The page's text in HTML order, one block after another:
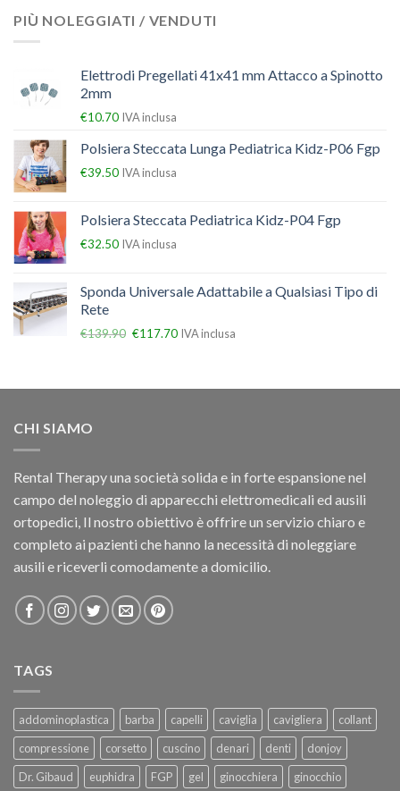
PIÙ NOLEGGIATI / VENDUTI
Elettrodi Pregellati 41x41 mm Attacco a Spinotto
2mm
€10.70 IVA inclusa
Polsiera Steccata Lunga Pediatrica Kidz-P06 Fgp
€39.50 IVA inclusa
Polsiera Steccata Pediatrica Kidz-P04 Fgp
€32.50 IVA inclusa
Sponda Universale Adattabile a Qualsiasi Tipo di
Rete
€139.90 €117.70 IVA inclusa
CHI SIAMO
Rental Therapy una società solida e in forte espansione nel
campo del noleggio di apparecchi elettromedicali ed ausili
ortopedici, Il nostro obiettivo è offrire un servizio chiaro e
completo ai pazienti che hanno la necessità di noleggiare
ausili e riceverli comodamente a domicilio.
TAGS
addominoplastica barba capelli caviglia cavigliera
collant
compressione
corsetto cuscino denari denti
donjoy
Dr. Gibaud
euphidra FGP gel ginocchiera
ginocchio